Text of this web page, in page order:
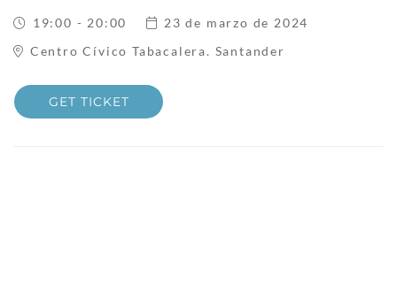
19:00 - 20:00
23 de marzo de 2024
Centro Cívico Tabacalera. Santander
GET TICKET